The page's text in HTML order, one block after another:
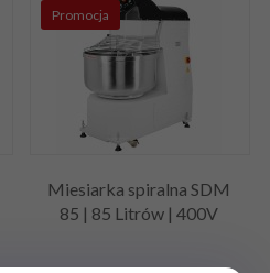
Promocja
Miesiarka spiralna SDM
85 | 85 Litrów | 400V